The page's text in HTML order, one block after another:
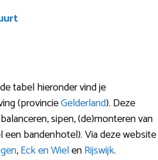
tabel hieronder vind je
(provincieGelderland). Deze
sipen, (de)monteren van
bandenhotel). Via deze website
,Eck en WielenRijswijk.